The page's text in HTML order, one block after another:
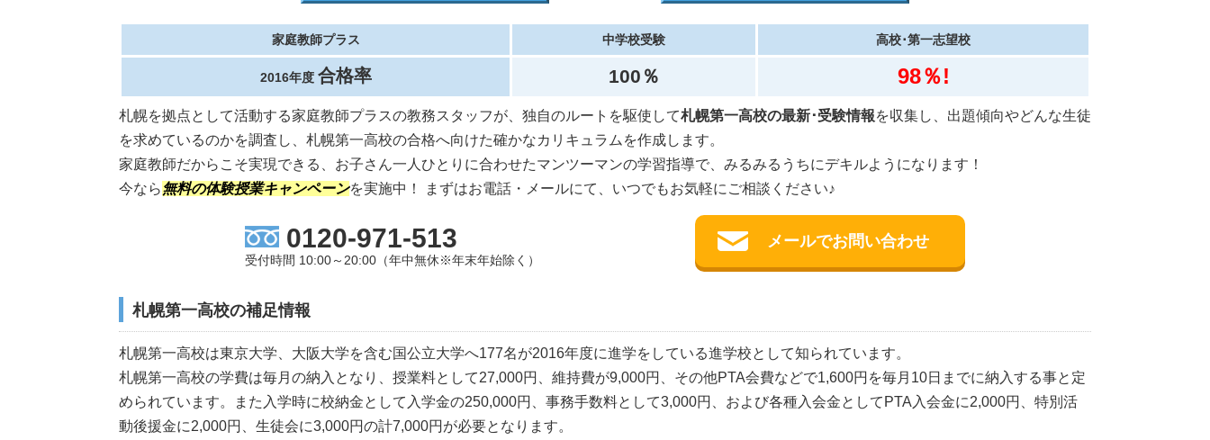
家庭教師プラス 中学校受験 高校･第一志望校
2016年度 合格率 100％ 98％!
札幌を拠点として活動する家庭教師プラスの教務スタッフが、独自のルートを駆使して札幌第一高校の最新･受験情報を収集し、出題傾向やどんな生徒
を求めているのかを調査し、札幌第一高校の合格へ向けた確かなカリキュラムを作成します。
家庭教師だからこそ実現できる、お子さん一人ひとりに合わせたマンツーマンの学習指導で、みるみるうちにデキルようになります！
今なら無料の体験授業キャンペーンを実施中！ まずはお電話・メールにて、いつでもお気軽にご相談ください♪
0120-971-513
受付時間 10:00～20:00（年中無休※年末年始除く）
メールでお問い合わせ
札幌第一高校の補足情報
札幌第一高校は東京大学、大阪大学を含む国公立大学へ177名が2016年度に進学をしている進学校として知られています。
札幌第一高校の学費は毎月の納入となり、授業料として27,000円、維持費が9,000円、その他PTA会費などで1,600円を毎月10日までに納入する事と定
められています。また入学時に校納金として入学金の250,000円、事務手数料として3,000円、および各種入会金としてPTA入会金に2,000円、特別活
動後援金に2,000円、生徒会に3,000円の計7,000円が必要となります。